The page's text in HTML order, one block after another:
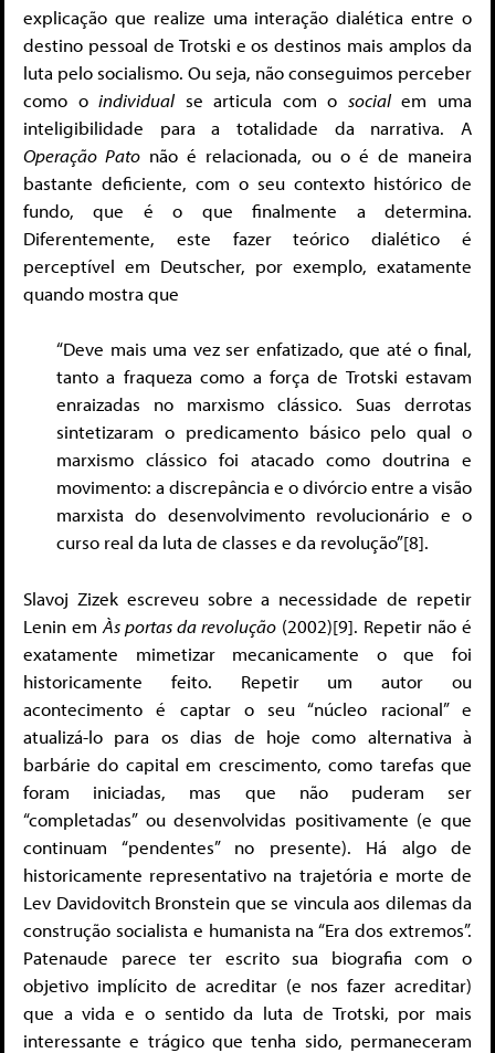
explicação que realize uma interação dialética entre o
destino pessoal de Trotski e os destinos mais amplos da
luta pelo socialismo. Ou seja, não conseguimos perceber
como oindividualse articula com o socialem uma
inteligibilidade para a totalidade da narrativa. A
Operação Pato não é relacionada, ou o é de maneira
bastante deficiente, com o seu contexto histórico de
fundo, que é o que finalmente a determina.
Diferentemente, este fazer teórico dialético é
perceptível em Deutscher, por exemplo, exatamente
quando mostra que
“Deve mais uma vez ser enfatizado, que até o final,
tanto a fraqueza como a força de Trotski estavam
enraizadas no marxismo clássico. Suas derrotas
sintetizaram o predicamento básico pelo qual o
marxismo clássico foi atacado como doutrina e
movimento: a discrepância e o divórcio entre a visão
marxista do desenvolvimento revolucionário e o
curso real da luta de classes e da revolução”[8].
Slavoj Zizek escreveu sobre a necessidade de repetir
Lenin em Às portas da revolução (2002)[9]. Repetir não é
exatamente mimetizar mecanicamente o que foi
historicamente feito. Repetir um autor ou
acontecimento é captar o seu “núcleo racional” e
atualizá-lo para os dias de hoje como alternativa à
barbárie do capital em crescimento, como tarefas que
foram iniciadas, mas que não puderam ser
“completadas” ou desenvolvidas positivamente (e que
continuam “pendentes” no presente). Há algo de
historicamente representativo na trajetória e morte de
Lev Davidovitch Bronstein que se vincula aos dilemas da
construção socialista e humanista na “Era dos extremos”.
Patenaude parece ter escrito sua biografia com o
objetivo implícito de acreditar (e nos fazer acreditar)
que a vida e o sentido da luta de Trotski, por mais
interessante e trágico que tenha sido, permaneceram